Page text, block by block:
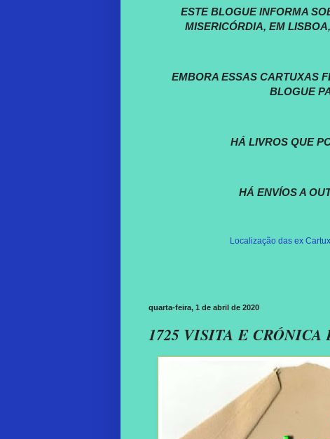
ESTE BLOGUE INFORMA
MISERICÓRDIA, EM
EMBORA ESSAS CARTUXAS
BLOGUE
HÁ LIVROS QUE
HÁ ENVÍOS A
Localização das ex
quarta-feira, 1 de abril de 2020
1725 VISITA E